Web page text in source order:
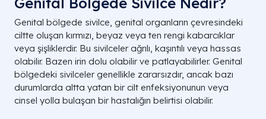
Genital bölgede sivilce, genital organların çevresindeki
ciltte oluşan kırmızı, beyaz veya ten rengi kabarcıklar
veya şişliklerdir. Bu sivilceler ağrılı, kaşıntılı veya hassas
olabilir. Bazen irin dolu olabilir ve patlayabilirler. Genital
bölgedeki sivilceler genellikle zararsızdır, ancak bazı
durumlarda altta yatan bir cilt enfeksiyonunun veya
cinsel yolla bulaşan bir hastalığın belirtisi olabilir.